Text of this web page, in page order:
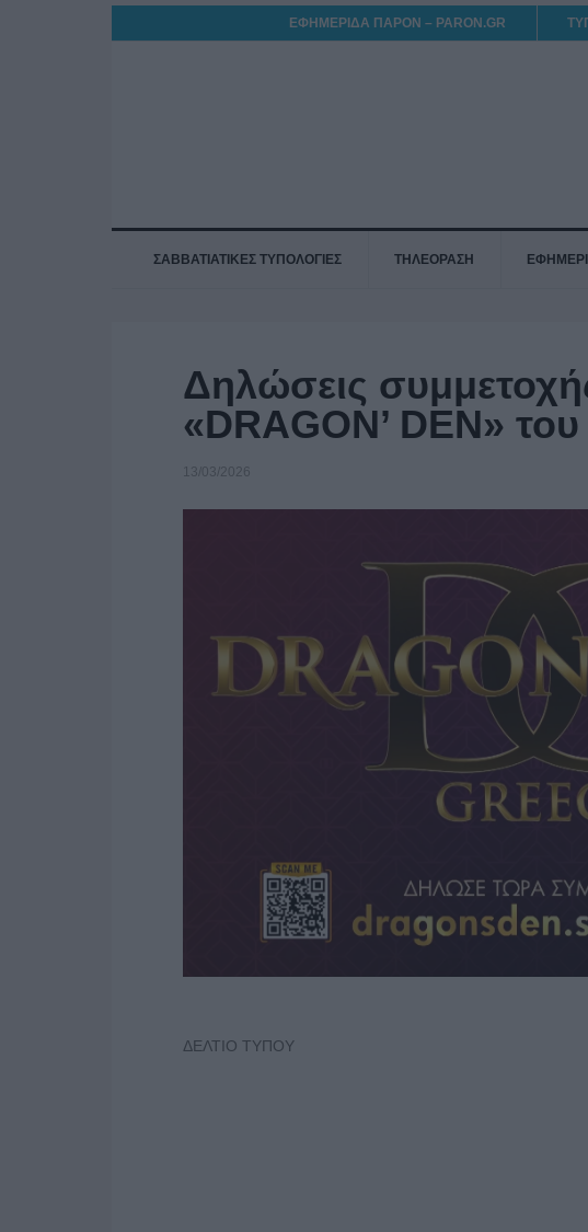
ΕΦΗΜΕΡΙΔΑ ΠΑΡΟΝ – PARON.GR
ΣΑΒΒΑΤΙΑΤΙΚΕΣ ΤΥΠΟΛΟΓΙΕΣ ΤΗΛΕΟΡΑΣΗ
Δηλώσεις
«DRAGON’ DEN»
13/03/2026
ΔΕΛΤΙΟ ΤΥΠΟΥ